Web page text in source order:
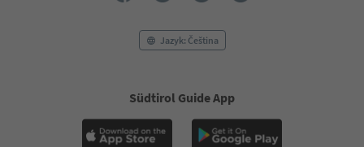
Jazyk: Čeština
Südtirol Guide App